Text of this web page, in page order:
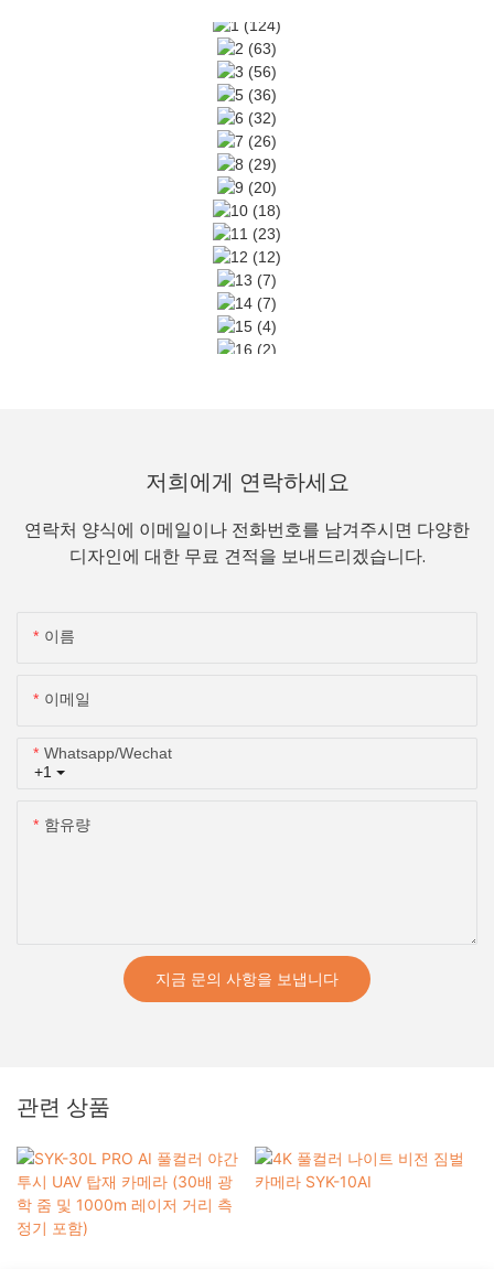
저희에게 연락하세요
연락처 양식에 이메일이나 전화번호를 남겨주시면 다양한
디자인에 대한 무료 견적을 보내드리겠습니다.
이름
이메일
+1
Whatsapp/wechat
함유량
지금 문의 사항을 보냅니다
관련 상품